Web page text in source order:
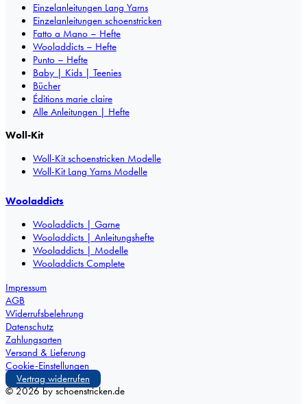
Einzelanleitungen Lang Yarns
Einzelanleitungen schoenstricken
Fatto a Mano – Hefte
Wooladdicts – Hefte
Punto – Hefte
Baby | Kids | Teenies
Bücher
Éditions marie claire
Alle Anleitungen | Hefte
Woll-Kit
Woll-Kit schoenstricken Modelle
Woll-Kit Lang Yarns Modelle
Wooladdicts
Wooladdicts | Garne
Wooladdicts | Anleitungshefte
Wooladdicts | Modelle
Wooladdicts Complete
Impressum
AGB
Widerrufsbelehrung
Datenschutz
Zahlungsarten
Versand & Lieferung
Cookie-Einstellungen
Vertrag widerrufen
© 2026 by schoenstricken.de